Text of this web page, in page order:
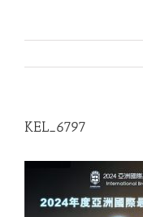
KEL_6797